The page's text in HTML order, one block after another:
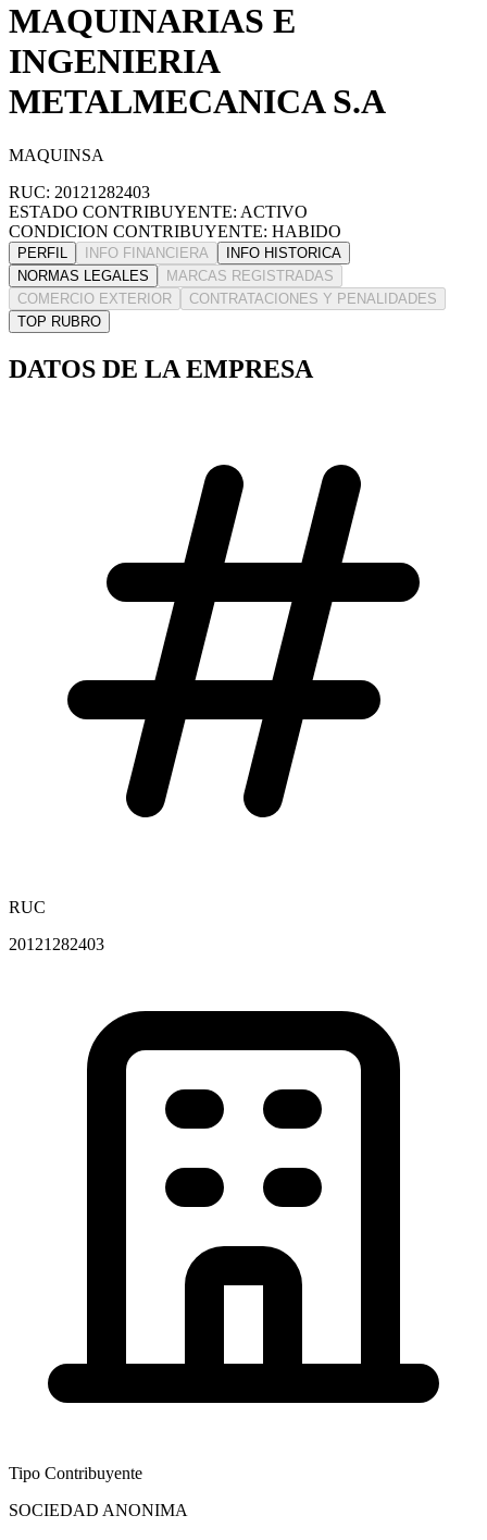
MAQUINARIAS E
INGENIERIA
METALMECANICA S.A
MAQUINSA
RUC: 20121282403
ESTADO CONTRIBUYENTE: ACTIVO
CONDICION CONTRIBUYENTE: HABIDO
PERFIL INFO FINANCIERA
INFO HISTORICA
NORMAS LEGALES
MARCAS REGISTRADAS
COMERCIO EXTERIOR
CONTRATACIONES Y PENALIDADES
TOP RUBRO
DATOS DE LA EMPRESA
RUC
20121282403
Tipo Contribuyente
SOCIEDAD ANONIMA